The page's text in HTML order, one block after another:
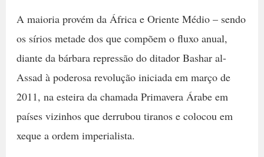
A maioria provém da África e Oriente Médio – sendo
os sírios metade dos que compõem o fluxo anual,
diante da bárbara repressão do ditador Bashar al-
Assad à poderosa revolução iniciada em março de
2011, na esteira da chamada Primavera Árabe em
países vizinhos que derrubou tiranos e colocou em
xeque a ordem imperialista.